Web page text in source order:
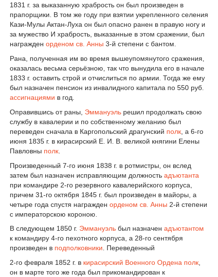
1831 г. за выказанную храбрость он был произведен в
прапорщики. В том же году при взятии укрепленного селения
Кази-Мулы Актан-Луха он был опасно ранен в правую ногу и
за мужество И храбрость, выказанные в этом сражении, был
награжден орденом св. Анны 3-й степени с бантом.
Рана, полученная им во время вышеупомянутого сражения,
оказалась весьма серьёзною, так что вынудила его в начале
1833 г. оставить строй и отчислиться по армии. Тогда же ему
был назначен пенсион из инвалидного капитала по 550 руб.
ассигнациями в год.
Оправившись от раны, Эммануэль решил продолжать свою
службу в кавалерии и по собственному желанию был
переведен сначала в Каргопольский драгунский полк , а 6-го
июня 1835 г. в кирасирский Е. И. В. великой княгини Елены
Павловны полк
Произведенный 7-го июня 1838 г. в ротмистры, он вслед
затем был назначен исправляющим должность адъютанта
при командире 2-го резервного кавалерийского корпуса,
причем 31-го октября 1845 г. был произведен в майоры, а
четыре года спустя награжден орденом св. Анны 2-й степени
с императорскою короною.
В следующем 1850 г. Эммануэль был назначен адъютантом
к командиру 4-го пехотного корпуса, а 28-го сентября
произведен в подполковники. Переведенный
2-го февраля 1852 г. в кирасирский Военного Ордена полк
он в марте того же года был прикомандирован к